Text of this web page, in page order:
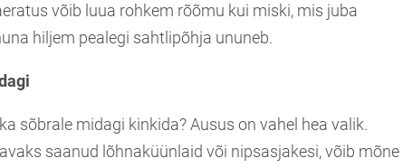
võib luua rohkem rõõmu kui miski, mis juba
hiljem pealegi sahtlipõhja ununeb.
sõbrale midagi kinkida? Ausus on vahel hea valik.
saanud lõhnaküünlaid või nipsasjakesi, võib mõne